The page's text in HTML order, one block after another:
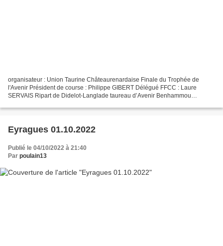
organisateur : Union Taurine Châteaurenardaise Finale du Trophée de
l'Avenir Président de course : Philippe GIBERT Délégué FFCC : Laure
SERVAIS Ripart de Didelot-Langlade taureau d’Avenir Benhammou
Eyragues 01.10.2022
Publié le 04/10/2022 à 21:40
Par poulain13